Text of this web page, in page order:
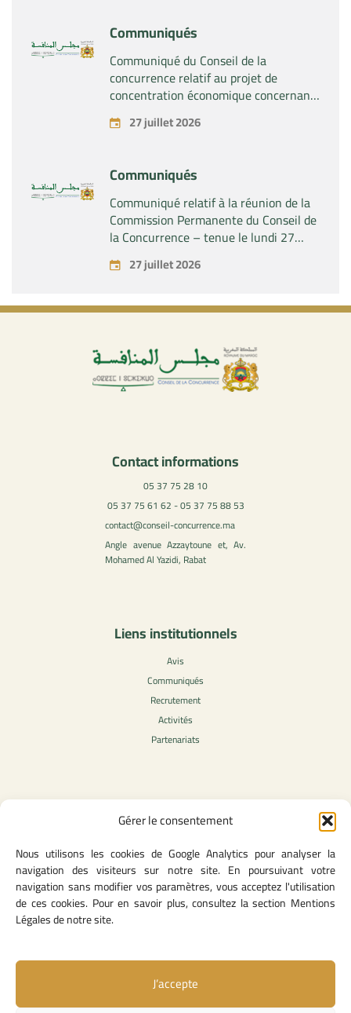
Gérer le consentement
Nous utilisons les cookies de Google Analytics pour analyser la
navigation des visiteurs sur notre site. En poursuivant votre
navigation sans modifier vos paramètres, vous acceptez l'utilisation
de ces cookies. Pour en savoir plus, consultez la section Mentions
Légales de notre site.
J’accepte
Communiqués
Communiqué du Conseil de la
concurrence relatif au projet de
concentration économique concernant
la prise par la société « Fives SAS » du
contrôle exclusif de la société « Aries
27 juillet 2026
Communiqués
Communiqué relatif à la réunion de la
Commission Permanente du Conseil de
la Concurrence – tenue le lundi 27
juillet 2026
27 juillet 2026
Contact informations
05 37 75 28 10
05 37 75 61 62 - 05 37 75 88 53
contact@conseil-concurrence.ma
Angle avenue Azzaytoune et, Av.
Mohamed Al Yazidi, Rabat
Liens institutionnels
Avis
Communiqués
Recrutement
Activités
Partenariats
Contenu légale
CGU
Mentions légales
Politique des cookies
Lien utiles
Contact